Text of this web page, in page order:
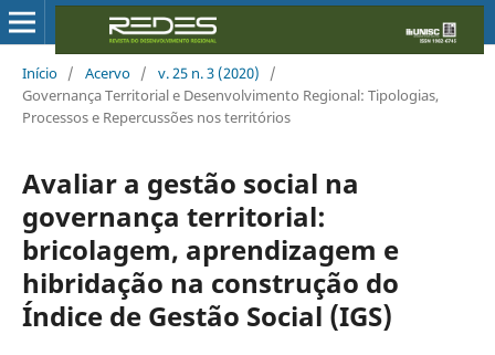
Início / Acervo / v. 25 n. 3 (2020)
/
Governança Territorial e Desenvolvimento Regional: Tipologias,
Processos e Repercussões nos territórios
Avaliar a gestão social na
governança territorial:
bricolagem, aprendizagem e
hibridação na construção do
Índice de Gestão Social (IGS)